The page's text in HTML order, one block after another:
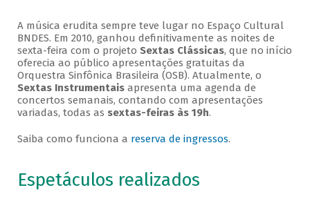
A música erudita sempre teve lugar no Espaço Cultural
BNDES. Em 2010, ganhou definitivamente as noites de
sexta-feira com o projeto Sextas Clássicas, que no início
oferecia ao público apresentações gratuitas da
Orquestra Sinfônica Brasileira (OSB). Atualmente, o
Sextas Instrumentaisapresenta uma agenda de
concertos semanais, contando com apresentações
variadas, todas as sextas-feiras às 19h.
Saiba como funciona a reserva de ingressos.
Espetáculos realizados